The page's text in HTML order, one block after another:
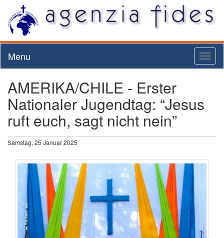
Menu
AMERIKA/CHILE - Erster
Nationaler Jugendtag: “Jesus
ruft euch, sagt nicht nein”
Samstag, 25 Januar 2025